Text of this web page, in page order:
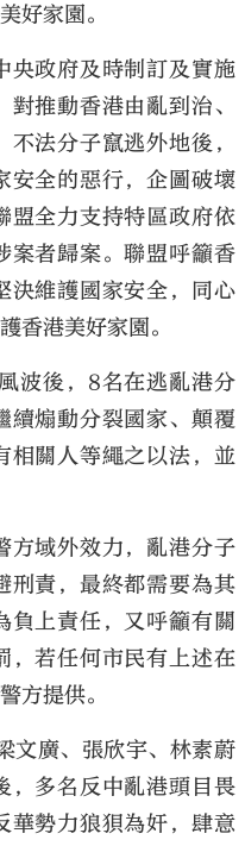
好家園。
央政府及時制訂及實施
推動香港由亂到治、
法分子竄逃外地後，
安全的惡行，企圖破壞
盟全力支持特區政府依
案者歸案。聯盟呼籲香
決維護國家安全，同心
香港美好家園。
波後，8名在逃亂港分
續煽動分裂國家、顛覆
相關人等繩之以法，並
方域外效力，亂港分子
刑責，最終都需要為其
負上責任，又呼籲有關
，若任何市民有上述在
方提供。
文廣、張欣宇、林素蔚
，多名反中亂港頭目畏
華勢力狼狽為奸，肆意